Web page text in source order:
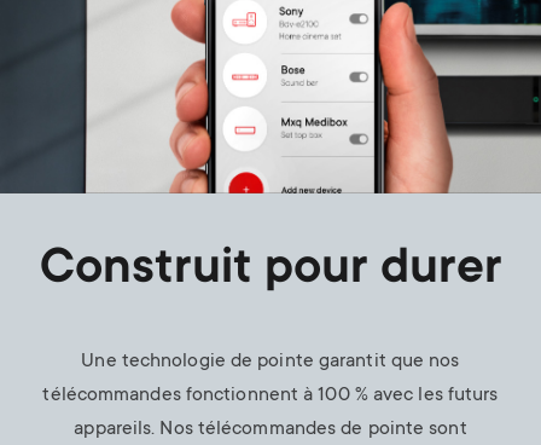
Construit pour durer
Une technologie de pointe garantit que nos
télécommandes fonctionnent à 100 % avec les futurs
appareils. Nos télécommandes de pointe sont